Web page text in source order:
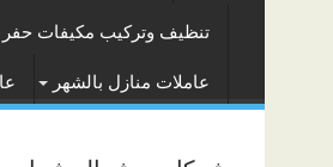
تنظيف وتركيب مكيفات حفر
عاملات منازل بالشهر